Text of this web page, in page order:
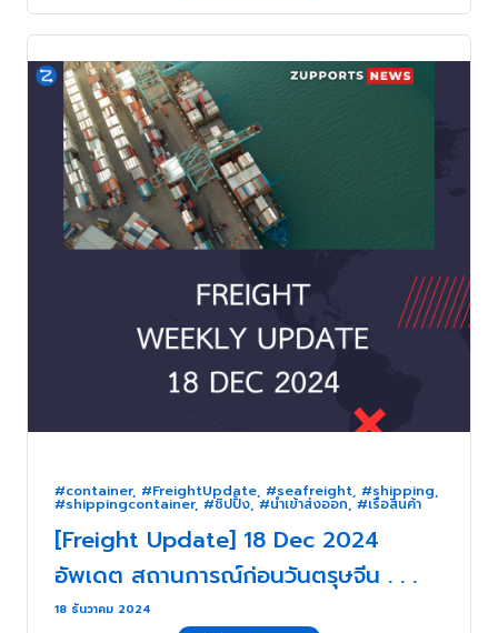
#container, #FreightUpdate, #seafreight, #shipping,
#shippingcontainer, #ชิปปิ้ง,#นำเข้าส่งออก,#เรือสินค้า
[Freight Update] 18 Dec 2024
อัพเดต สถานการณ์ก่อนวันตรุษจีน . . .
18 ธันวาคม 2024